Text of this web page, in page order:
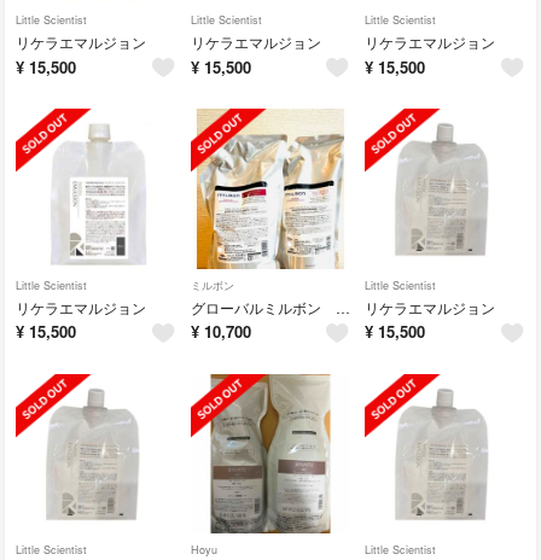
Little Scientist
リケラエマルジョン
¥ 15,500
Little Scientist
リケラエマルジョン
¥ 15,500
Little Scientist
リケラエマルジョン
¥ 15,500
Little Scientist
リケラエマルジョン
¥ 15,500
ミルボン
グローバルミルボン リペア リストラティブ
¥ 10,700
Little Scientist
リケラエマルジョン
¥ 15,500
Little Scientist Hoyu Little Scientist